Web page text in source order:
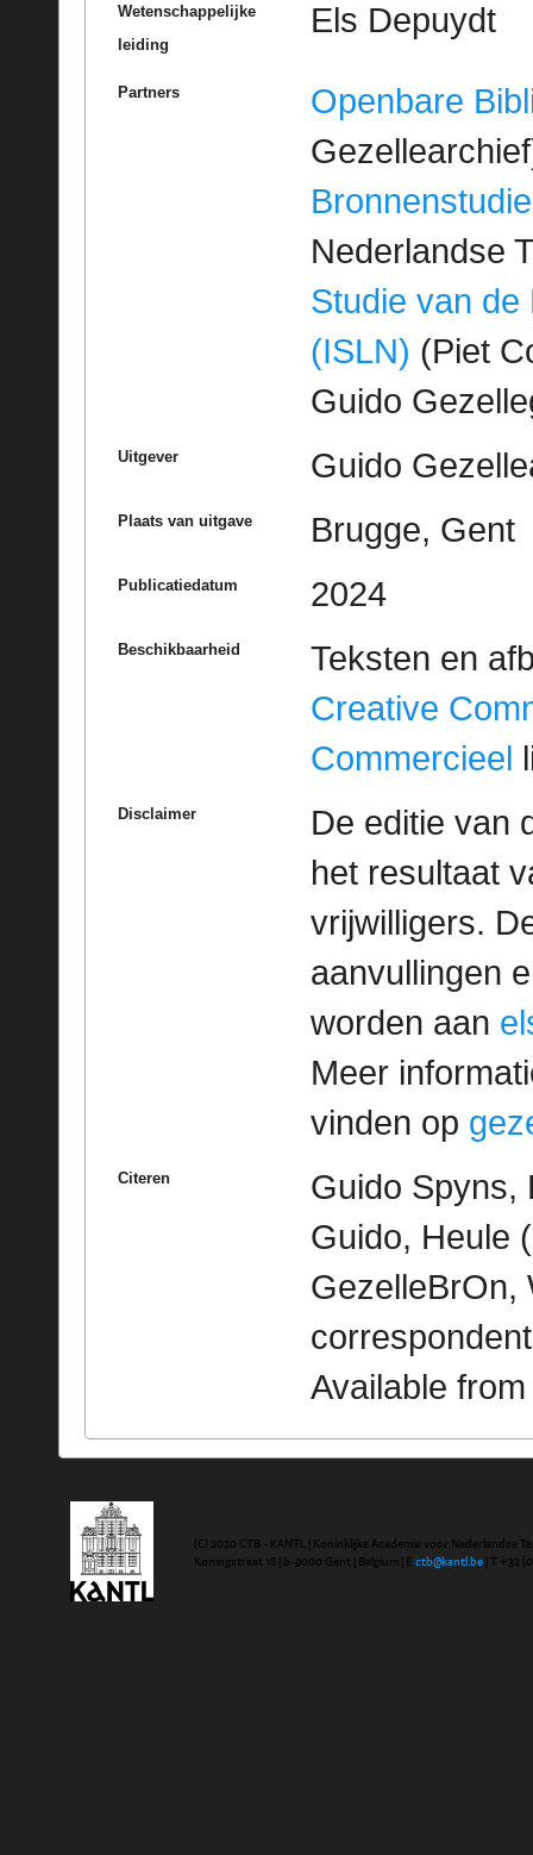
Wetenschappelijke
leiding
Els Depuydt
Partners
Openbare
Bronnenstudie
Nederlandse
Studie van de
(ISLN) (Piet
Guido
Uitgever Guido
Plaats van uitgave Brugge, Gent
Publicatiedatum 2024
Beschikbaarheid
Teksten en
Creative
Commercieel
Disclaimer
De editie van
het resultaat
vrijwilligers.
aanvullingen
worden aan
Meer
vinden op
Citeren
Guido Spyns,
Guido, Heule
GezelleBrOn,
Available
(C) 2020 CTB - KANTL | Koninklijke Academie voor Nederlandse
Koningstraat 18 | b-9000 Gent | Belgium | E ctb@kantl.be | T +32